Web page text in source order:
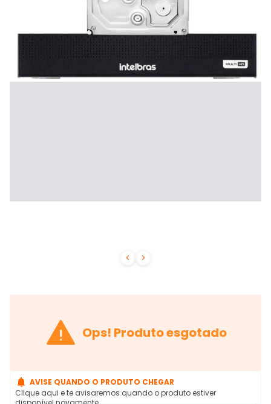
 
 Ops! Produto esgotado
 AVISE QUANDO O PRODUTO CHEGAR
Clique aqui e te avisaremos quando o produto estiver